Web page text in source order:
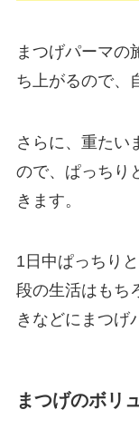
まつげパーマの
ち上がるので、
さらに、重たい
ので、ぱっちり
きます。
1日中ぱっちり
段の生活はもち
きなどにまつげ
まつげのボリ